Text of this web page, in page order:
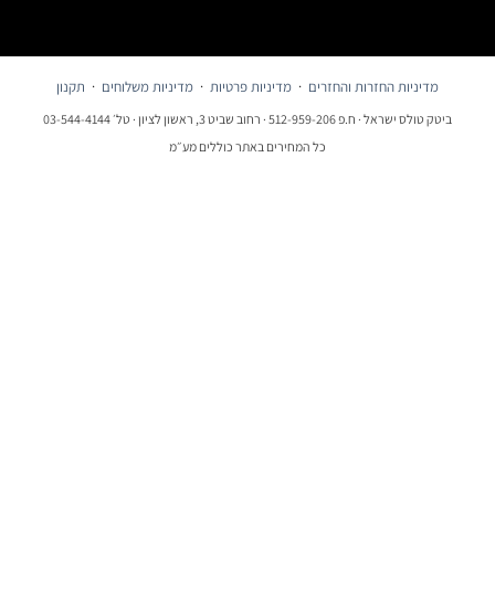
מדיניות החזרות והחזרים ·מדיניות פרטיות·מדיניות משלוחים·תקנון
ביטק טולס ישראל · ח.פ 512-959-206 · רחוב שביט 3, ראשון לציון · טל׳ 03-544-4144
כל המחירים באתר כוללים מע״מ